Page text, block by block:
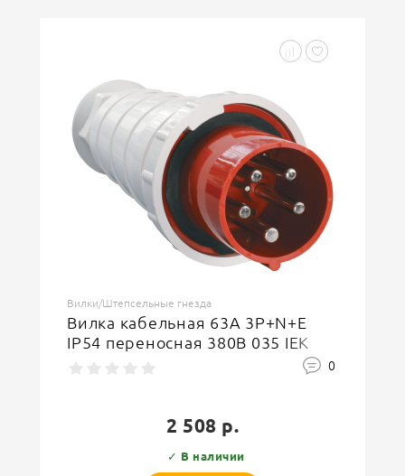
Вилки/Штепсельные гнезда
Вилка кабельная 63А 3P+N+E
IP54 переносная 380В 035 IEK
0
2 508 р.
✓ В наличии